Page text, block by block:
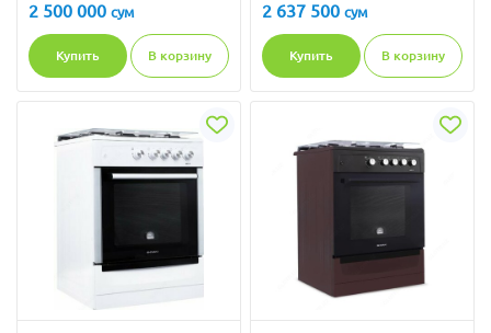
2 500 000 сум
Купить В корзину
2 637 500 сум
Купить В корзину